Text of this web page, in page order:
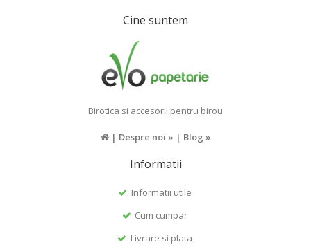
Cine suntem
Birotica si accesorii pentru birou
| Despre noi » | Blog »
Informatii
Informatii utile
Cum cumpar
Livrare si plata